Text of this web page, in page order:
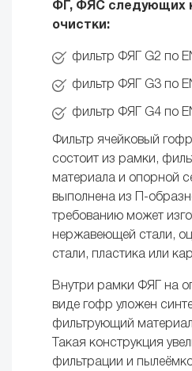
ФГ, ФЯС следующих
очистки:
фильтр ФЯГ G2 по
фильтр ФЯГ G3 по
фильтр ФЯГ G4 по
Фильтр ячейковый
состоит из рамки,
материала и опорной
выполнена из П-
требованию может
нержавеющей стали,
стали, пластика или
Внутри рамки ФЯГ на
виде гофр уложен
фильтрующий
Такая конструкция
фильтрации и